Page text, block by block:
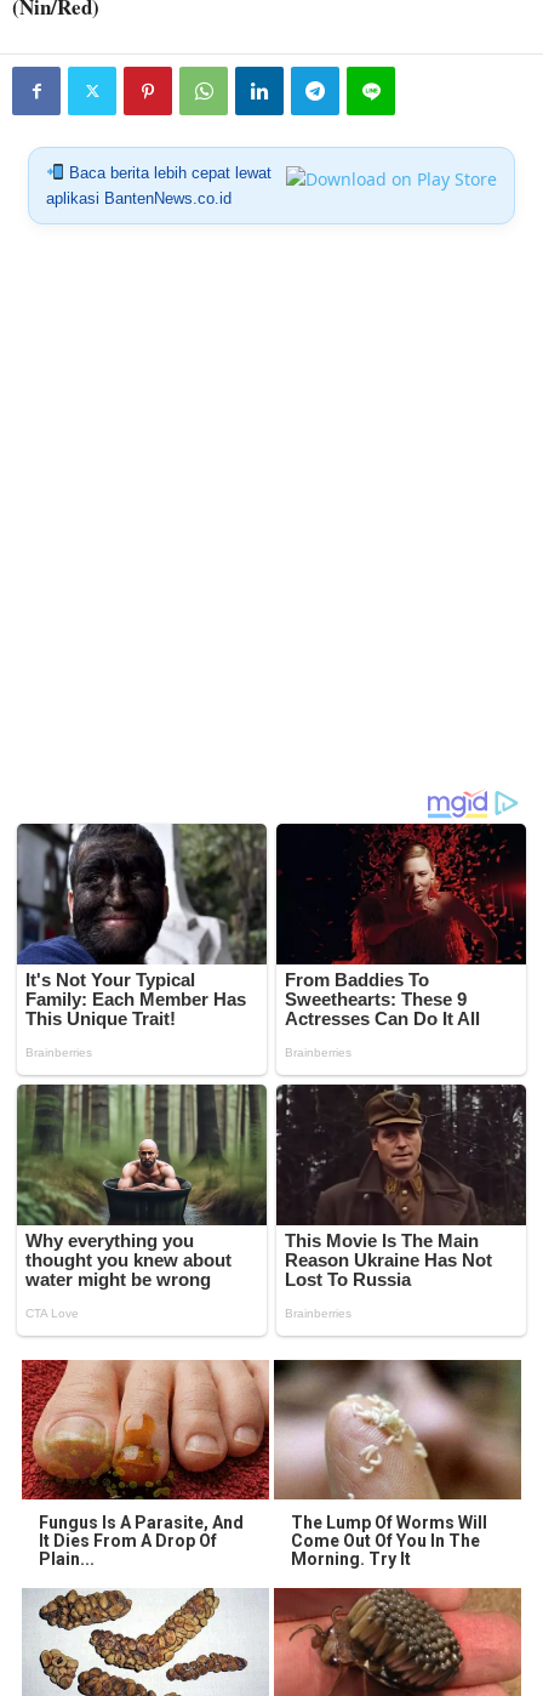
(Nin/Red)
Baca berita lebih cepat lewat
aplikasi BantenNews.co.id
Fungus Is A Parasite, And
It Dies From A Drop Of
Plain...
The Lump Of Worms Will
Come Out Of You In The
Morning. Try It